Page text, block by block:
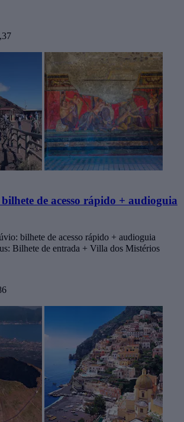
de acesso rápido + audioguia
bilhete de acesso rápido + audioguia
Bilhete de entrada + Villa dos Mistérios